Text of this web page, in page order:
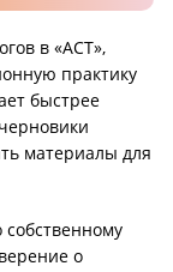
в «АСТ»,
практику
быстрее
материалы для
о